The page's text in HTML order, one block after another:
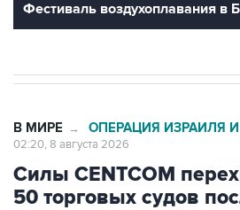
Силы CENTCOM
50 торговых судов
возобновления